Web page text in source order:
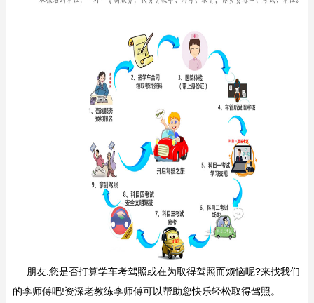
朋友.您是否打算学车考驾照或在为取得驾照而烦恼呢?来找我们
的李师傅吧!资深老教练李师傅可以帮助您快乐轻松取得驾照。